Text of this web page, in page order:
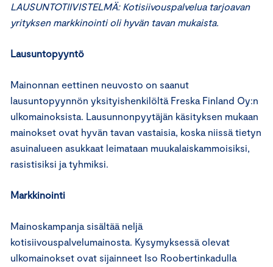
LAUSUNTOTIIVISTELMÄ: Kotisiivouspalvelua tarjoavan
yrityksen markkinointi oli hyvän tavan mukaista.
Lausuntopyyntö
Mainonnan eettinen neuvosto on saanut
lausuntopyynnön yksityishenkilöltä Freska Finland Oy:n
ulkomainoksista. Lausunnonpyytäjän käsityksen mukaan
mainokset ovat hyvän tavan vastaisia, koska niissä tietyn
asuinalueen asukkaat leimataan muukalaiskammoisiksi,
rasistisiksi ja tyhmiksi.
Markkinointi
Mainoskampanja sisältää neljä
kotisiivouspalvelumainosta. Kysymyksessä olevat
ulkomainokset ovat sijainneet Iso Roobertinkadulla